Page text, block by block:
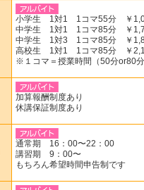
小学生 1対1 1コマ55分 ￥
中学生 1対1 1コマ85分 ￥
中学生 1対3 1コマ85分 ￥
高校生 1対1 1コマ85分 ￥
※１コマ＝授業時間（50分or80
加算報酬制度あり
休講保証制度あり
通常期 16：00〜22：00
講習期 9：00〜
もちろん希望時間申告制です